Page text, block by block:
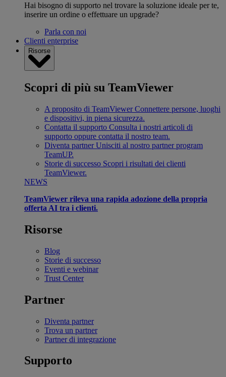
Hai bisogno di supporto nel trovare la soluzione ideale per te,
inserire un ordine o effettuare un upgrade?
Parla con noi
Clienti enterprise
Risorse
Scopri di più su TeamViewer
A proposito di TeamViewer Connettere persone, luoghi
e dispositivi, in piena sicurezza.
Contatta il supporto Consulta i nostri articoli di
supporto oppure contatta il nostro team.
Diventa partner Unisciti al nostro partner program
TeamUP.
Storie di successo Scopri i risultati dei clienti
TeamViewer.
NEWS
TeamViewer rileva una rapida adozione della propria
offerta AI tra i clienti.
Risorse
Blog
Storie di successo
Eventi e webinar
Trust Center
Partner
Diventa partner
Trova un partner
Partner di integrazione
Supporto